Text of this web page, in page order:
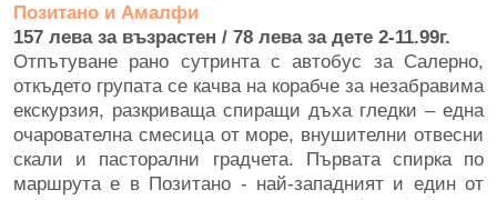
Позитано и Амалфи
157 лева за възрастен / 78 лева за дете 2-11.99г.
Отпътуване рано сутринта с автобус за Салерно,
откъдето групата се качва на корабче за незабравима
екскурзия, разкриваща спиращи дъха гледки – една
очарователна смесица от море, внушителни отвесни
скали и пасторални градчета. Първата спирка по
маршрута е в Позитано - най-западният и един от